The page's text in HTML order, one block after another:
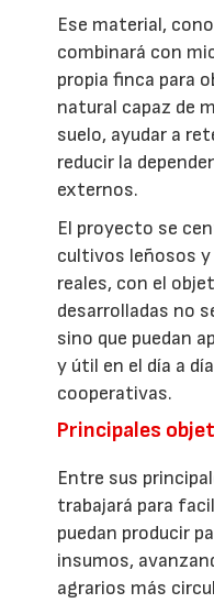
Ese material,
combinará con
propia finca para
natural capaz de
suelo, ayudar a
reducir la
externos.
El proyecto se
cultivos leñosos
reales, con el
desarrolladas no
sino que puedan
y útil en el día a
cooperativas.
Principales
Entre sus
trabajará para
puedan producir
insumos,
agrarios más